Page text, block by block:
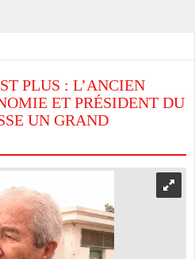
PLUS : L’ANCIEN
ET PRÉSIDENT DU
UN GRAND